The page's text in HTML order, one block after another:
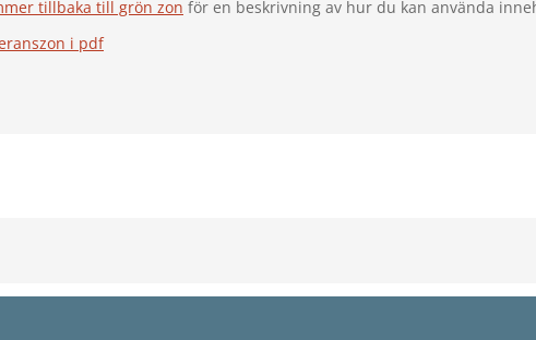
tillbaka till grön zon för en beskrivning av hur du kan använda
i pdf